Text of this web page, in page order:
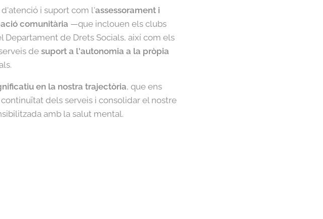
i suport com l'assessorament i
comunitària —que inclouen els clubs
Departament de Drets Socials, així com els
de suport a l'autonomia a la pròpia
en la nostra trajectòria, que ens
dels serveis i consolidar el nostre
amb la salut mental.